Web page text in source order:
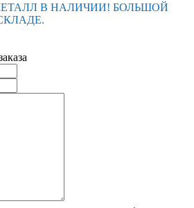
В НАЛИЧИИ! БОЛЬШОЙ